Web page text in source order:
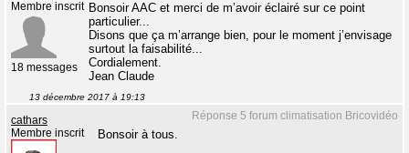
Membre inscrit
18 messages
Bonsoir AAC et merci de m’avoir éclairé sur ce point
particulier...
Disons que ça m’arrange bien, pour le moment j’envisage
surtout la faisabilité...
Cordialement.
Jean Claude
13 décembre 2017 à 19:13
Réponse 5 forum climatisation Bricovidéo
cathars
Membre inscrit
Bonsoir à tous.